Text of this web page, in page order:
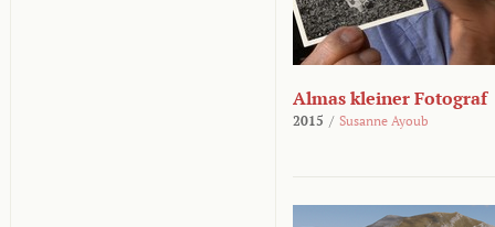
Almas kleiner Fotograf
2015 / Susanne Ayoub